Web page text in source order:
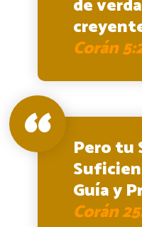
de
Corán
Pero tu
Guía y
Corán